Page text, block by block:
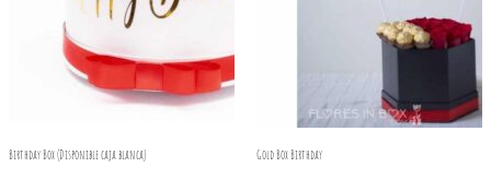
Birthday Box (Disponible caja blanca) Gold Box Birthday